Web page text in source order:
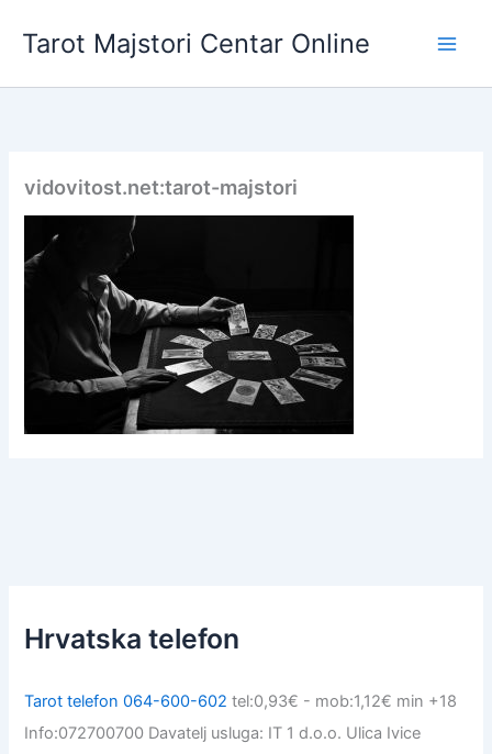
Tarot Majstori Centar Online
vidovitost.net:tarot-majstori
Hrvatska telefon
Tarot telefon 064-600-602 tel:0,93€ - mob:1,12€ min +18
Info:072700700 Davatelj usluga: IT 1 d.o.o. Ulica Ivice